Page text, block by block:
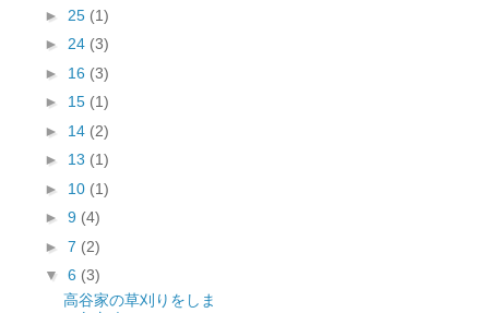
► 25 (1)
► 24 (3)
► 16 (3)
► 15 (1)
► 14 (2)
► 13 (1)
► 10 (1)
► 9 (4)
► 7 (2)
▼ 6 (3)
高谷家の草刈りをしま